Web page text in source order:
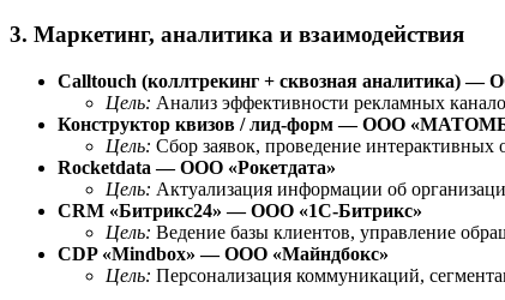
3. Маркетинг, аналитика и взаимодействия
Calltouch (коллтрекинг + сквозная аналитика)
Цель: Анализ эффективности рекламных
Конструктор квизов / лид-форм — ООО
Цель: Сбор заявок, проведение
Rocketdata — ООО «Рокетдата»
Цель: Актуализация информации об
CRM «Битрикс24» — ООО «1С-Битрикс»
Цель: Ведение базы клиентов, управление
CDP «Mindbox» — ООО «Майндбокс»
Цель: Персонализация коммуникаций,